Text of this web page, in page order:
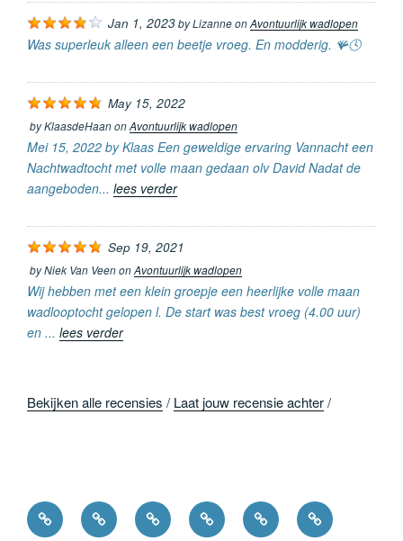
Jan 1, 2023byLizanneonAvontuurlijk wadlopen
Was superleuk alleen een beetje vroeg. En modderig. 🪸🕓
May 15, 2022
byKlaasdeHaanonAvontuurlijk wadlopen
Mei 15, 2022 by Klaas Een geweldige ervaring Vannacht een
Nachtwadtocht met volle maan gedaan olv David Nadat de
aangeboden... lees verder
Sep 19, 2021
byNiek Van VeenonAvontuurlijk wadlopen
Wij hebben met een klein groepje een heerlijke volle maan
wadlooptocht gelopen l. De start was best vroeg (4.00 uur)
en ... lees verder
Bekijken alle recensies / Laat jouw recensie achter/
Home AvonturenInformatieContact Exclusieve
eilandwandeling
Agenda